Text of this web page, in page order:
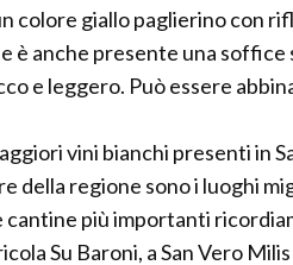
colore giallo paglierino con
è anche presente una
e leggero. Può essere
vini bianchi presenti in
della regione sono i luoghi
cantine più importanti
Su Baroni, a San Vero